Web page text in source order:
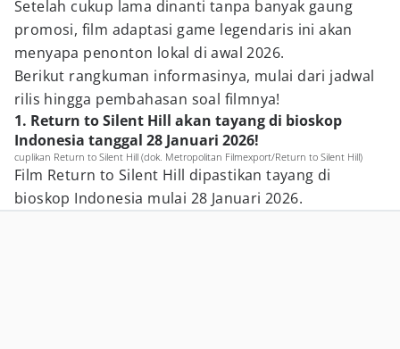
Setelah cukup lama dinanti tanpa banyak gaung
promosi, film adaptasi game legendaris ini akan
menyapa penonton lokal di awal 2026.
Berikut rangkuman informasinya, mulai dari jadwal
rilis hingga pembahasan soal filmnya!
1. Return to Silent Hill akan tayang di bioskop
Indonesia tanggal 28 Januari 2026!
cuplikan Return to Silent Hill (dok. Metropolitan Filmexport/Return to Silent Hill)
Film Return to Silent Hill dipastikan tayang di
bioskop Indonesia mulai 28 Januari 2026.